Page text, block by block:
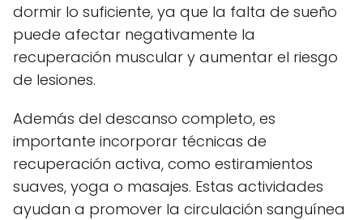
dormir lo suficiente, ya que la falta de sueño
puede afectar negativamente la
recuperación muscular y aumentar el riesgo
de lesiones.
Además del descanso completo, es
importante incorporar técnicas de
recuperación activa, como estiramientos
suaves, yoga o masajes. Estas actividades
ayudan a promover la circulación sanguínea